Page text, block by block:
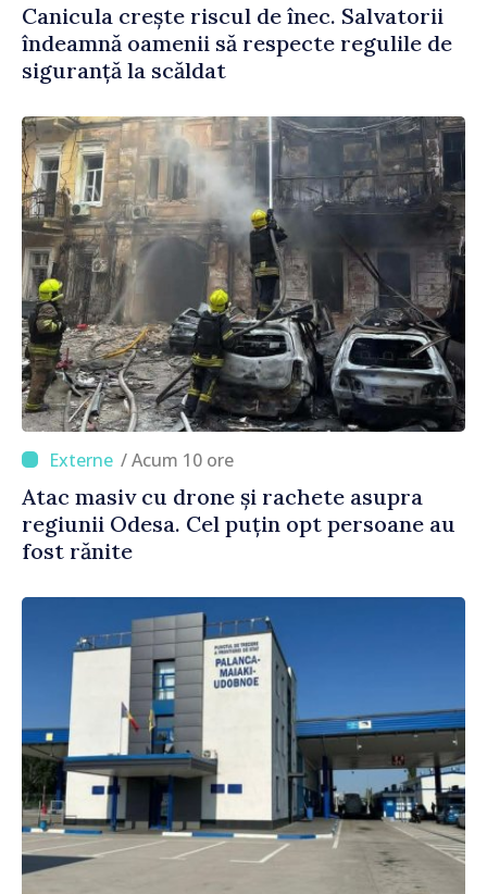
Canicula crește riscul de înec. Salvatorii
îndeamnă oamenii să respecte regulile de
siguranță la scăldat
/ Acum 10 ore
Atac masiv cu drone și rachete asupra
regiunii Odesa. Cel puțin opt persoane au
fost rănite